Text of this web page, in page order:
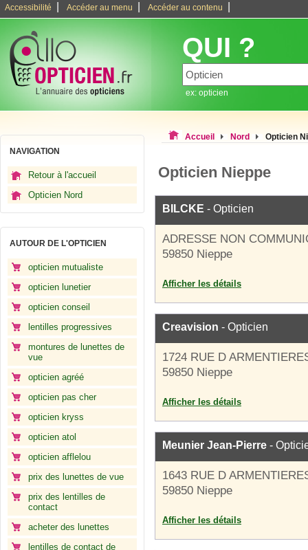
Accessibilité Accéder au menu Accéder au contenu
QUI ?
ex: opticien
NAVIGATION
Retour à l'accueil
Opticien Nord
AUTOUR DE L'OPTICIEN
opticien mutualiste
opticien lunetier
opticien conseil
lentilles progressives
montures de lunettes de
vue
opticien agréé
opticien pas cher
opticien kryss
opticien atol
opticien afflelou
prix des lunettes de vue
prix des lentilles de
contact
acheter des lunettes
lentilles de contact de
Accueil Nord Opticien
Opticien Nieppe
BILCKE - Opticien
ADRESSE NON
59850 Nieppe
Afficher les détails
Creavision - Opticien
1724 RUE D
59850 Nieppe
Afficher les détails
Meunier Jean-Pierre -
1643 RUE D
59850 Nieppe
Afficher les détails